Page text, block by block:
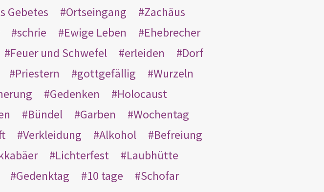
Gebetes Ortseingang
Zachäus
schrie Ewige Leben
Ehebrecher
Feuer und Schwefel erleiden
Dorf
Priestern gottgefällig
Wurzeln
Gedenken
Holocaust
Bündel Garben
Wochentag
Verkleidung Alkohol
Befreiung
Lichterfest
Laubhütte
Gedenktag 10 tage
Schofar